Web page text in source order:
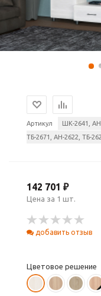
Артикул
ШК-2641,
ТБ-2671, АН-2622, ТБ-
142 701 ₽
Цена за 1 шт.
добавить отзыв
Цветовое решение